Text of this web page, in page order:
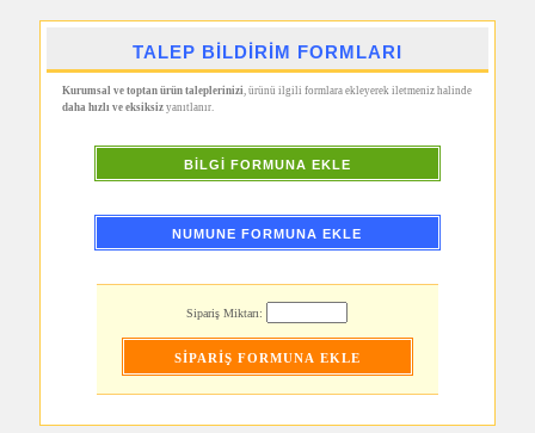
TALEP BİLDİRİM FORMLARI
Kurumsal ve toptan ürün taleplerinizi, ürünü ilgili formlara ekleyerek iletmeniz halinde
daha hızlı ve eksiksizyanıtlanır.
BİLGİ FORMUNA EKLE
NUMUNE FORMUNA EKLE
Sipariş Miktarı:
Manikür
promosyon
Şerit
Metre
Çakı
promosyon